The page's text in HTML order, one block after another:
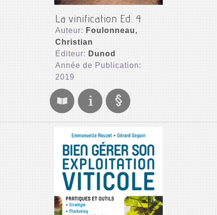
La vinification Ed. 4
Auteur: Foulonneau,
Christian
Editeur: Dunod
Année de Publication:
2019